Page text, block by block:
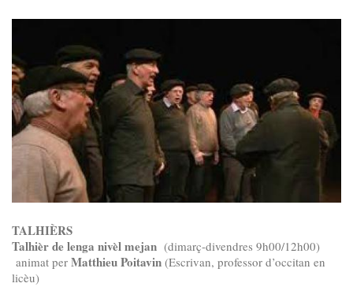
TALHIÈRS
Talhièr de lenga nivèl mejan (dimarç-divendres 9h00/12h00)
animat per Matthieu Poitavin (Escrivan, professor d’occitan en
licèu)